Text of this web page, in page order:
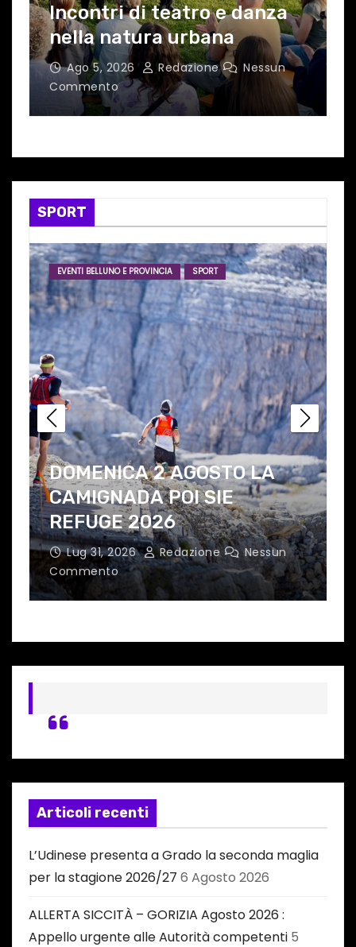
Incontri di teatro e danza
nella natura urbana
Ago 5, 2026 Redazione
Nessun
Commento
SPORT
EVENTI BELLUNO E PROVINCIA SPORT
DOMENICA 2 AGOSTO LA
CAMIGNADA POI SIE
REFUGE 2026
Lug 31, 2026 Redazione
Nessun
Commento
Articoli recenti
L’Udinese presenta a Grado la seconda maglia
per la stagione 2026/27 6 Agosto 2026
ALLERTA SICCITÀ – GORIZIA Agosto 2026 :
Appello urgente alle Autorità competenti 5